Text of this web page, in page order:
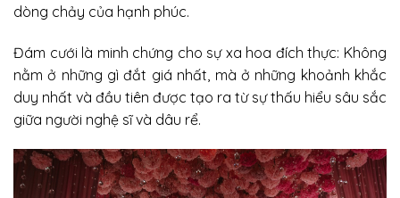
dòng chảy của hạnh phúc.
Đám cưới là minh chứng cho sự xa hoa đích thực: Không
nằm ở những gì đắt giá nhất, mà ở những khoảnh khắc
duy nhất và đầu tiên được tạo ra từ sự thấu hiểu sâu sắc
giữa người nghệ sĩ và dâu rể.